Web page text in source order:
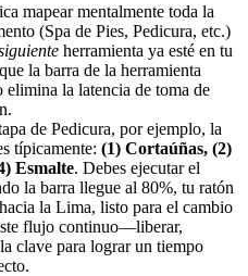
mapear mentalmente toda la
(Spa de Pies, Pedicura, etc.)
herramienta ya esté en tu
la barra de la herramienta
elimina la latencia de toma de
de Pedicura, por ejemplo, la
típicamente: (1) Cortaúñas, (2)
Esmalte. Debes ejecutar el
la barra llegue al 80%, tu ratón
la Lima, listo para el cambio
flujo continuo—liberar,
clave para lograr un tiempo